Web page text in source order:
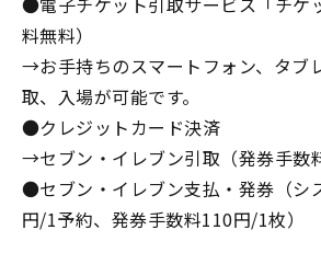
料無料）
→お手持ちのスマートフォン、タブ
取、入場が可能です。
●クレジットカード決済
→セブン・イレブン引取（発券手数
●セブン・イレブン支払・発券（シ
円/1予約、発券手数料110円/1枚）